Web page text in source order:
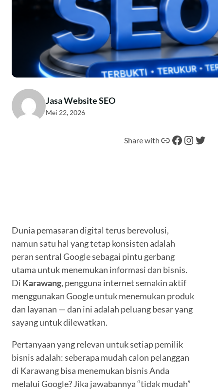
Jasa Website SEO
Mei 22, 2026
Share with Tautan Facebook Instagram Twitter
Dunia pemasaran digital terus berevolusi,
namun satu hal yang tetap konsisten adalah
peran sentral Google sebagai pintu gerbang
utama untuk menemukan informasi dan bisnis.
Di Karawang, pengguna internet semakin aktif
menggunakan Google untuk menemukan produk
dan layanan — dan ini adalah peluang besar yang
sayang untuk dilewatkan.
Pertanyaan yang relevan untuk setiap pemilik
bisnis adalah: seberapa mudah calon pelanggan
di Karawang bisa menemukan bisnis Anda
melalui Google? Jika jawabannya “tidak mudah”